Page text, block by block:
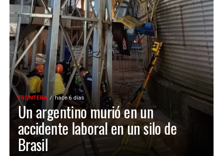
FRONTERA hace 6 días
Un argentino murió en un
accidente laboral en un silo de
Brasil